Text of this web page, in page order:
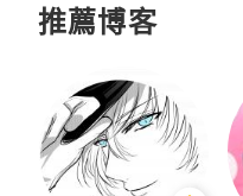
推薦博客